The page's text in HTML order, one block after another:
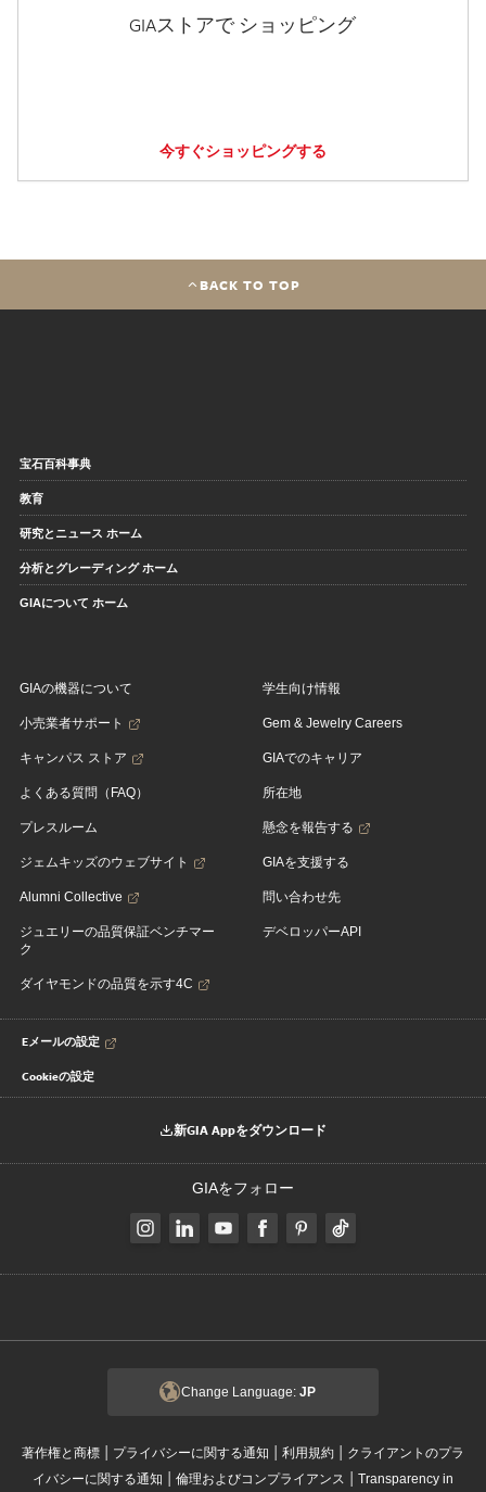
GIAストアで ショッピング
今すぐショッピングする
BACK TO TOP
宝石百科事典
教育
研究とニュース ホーム
分析とグレーディング ホーム
GIAについて ホーム
GIAの機器について
小売業者サポート
キャンパス ストア
よくある質問（FAQ）
プレスルーム
ジェムキッズのウェブサイト
Alumni Collective
ジュエリーの品質保証ベンチマー
ク
ダイヤモンドの品質を示す4C
学生向け情報
Gem & Jewelry Careers
GIAでのキャリア
所在地
懸念を報告する
GIAを支援する
問い合わせ先
デベロッパーAPI
Eメールの設定
Cookieの設定
新GIA Appをダウンロード
GIAをフォロー
Change Language: JP
著作権と商標 | プライバシーに関する通知 | 利用規約 | クライアントのプラ
イバシーに関する通知 | 倫理およびコンプライアンス | Transparency in